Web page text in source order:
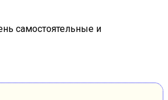
самостоятельные и